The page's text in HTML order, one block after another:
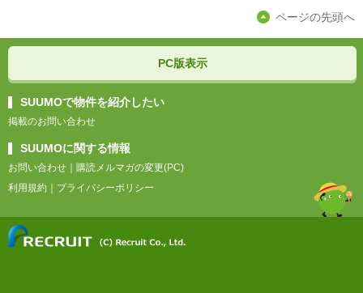
ページの先頭へ
PC版表示
SUUMOで物件を紹介したい
掲載のお問い合わせ
SUUMOに関する情報
お問い合わせ
購読メルマガの変更(PC)
利用規約
プライバシーポリシー